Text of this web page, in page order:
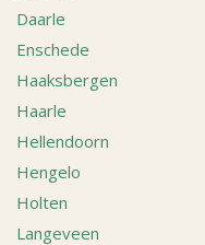
Daarle
Enschede
Haaksbergen
Haarle
Hellendoorn
Hengelo
Holten
Langeveen